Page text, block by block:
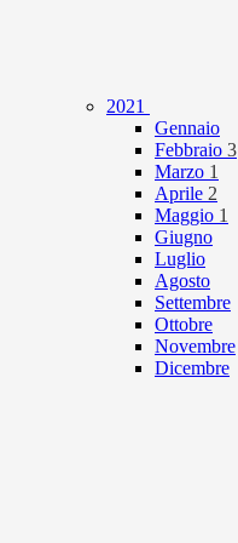
2021
Gennaio
Febbraio 3
Marzo 1
Aprile 2
Maggio 1
Giugno
Luglio
Agosto
Settembre
Ottobre
Novembre
Dicembre